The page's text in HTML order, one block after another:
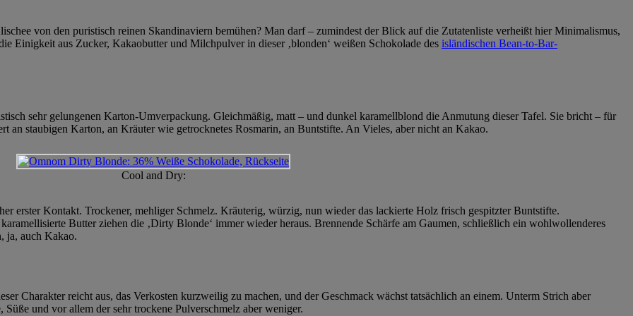
von den puristisch reinen Skandinaviern bemühen? Man darf – zumindest der Blick auf die Zutatenliste verheißt hier Minimalismus,
Einigkeit aus Zucker, Kakaobutter und Milchpulver in dieser ‚blonden‘ weißen Schokolade des isländischen Bean-to-Bar-
sehr gelungenen Karton-Umverpackung. Gleichmäßig, matt – und dunkel karamellblond die Anmutung dieser Tafel. Sie bricht – für
an staubigen Karton, an Kräuter wie getrocknetes Rosmarin, an Buntstifte. An Vieles, aber nicht an Kakao.
Cool and Dry:
erster Kontakt. Trockener, mehliger Schmelz. Kräuterig, würzig, nun wieder das lackierte Holz frisch gespitzter Buntstifte.
Butter ziehen die ‚Dirty Blonde‘ immer wieder heraus. Brennende Schärfe am Gaumen, schließlich ein wohlwollenderes
ja, auch Kakao.
Charakter reicht aus, das Verkosten kurzweilig zu machen, und der Geschmack wächst tatsächlich an einem. Unterm Strich aber
und vor allem der sehr trockene Pulverschmelz aber weniger.